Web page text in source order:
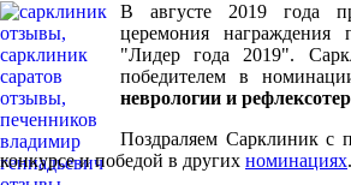
В августе 2019 года
церемония награждения
"Лидер года 2019".
победителем в
неврологии и
Поздраляем Сарклиник с
конкурсе и победой в других номинациях.